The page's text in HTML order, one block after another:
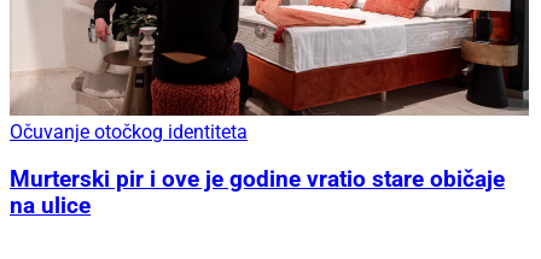
Očuvanje otočkog identiteta
Murterski pir i ove je godine vratio stare običaje
na ulice